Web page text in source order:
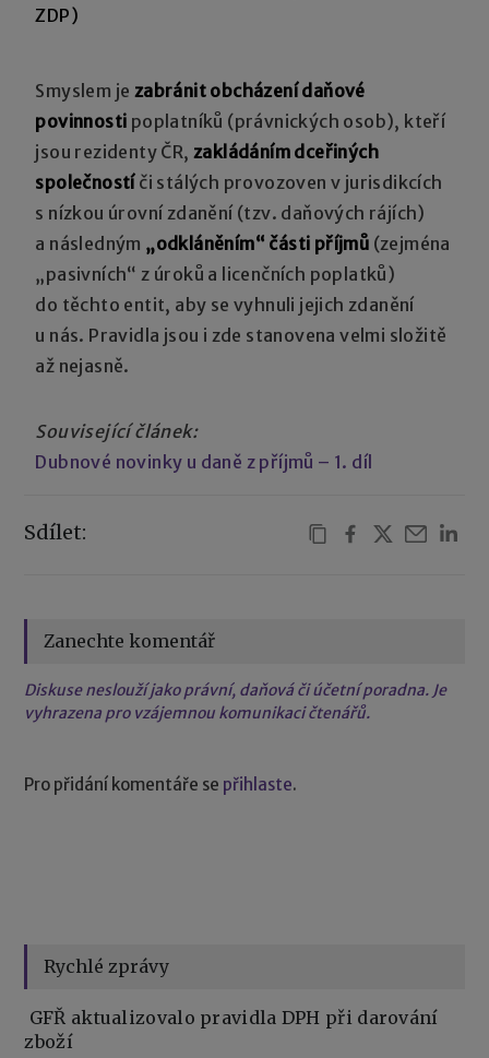
ZDP)
Smyslem je zabránit obcházení daňové
povinnosti poplatníků (právnických osob), kteří
jsou rezidenty ČR,zakládáním dceřiných
společnostíči stálých provozoven v jurisdikcích
s nízkou úrovní zdanění (tzv. daňových rájích)
a následným „odkláněním“ části příjmů (zejména
„pasivních“ z úroků a licenčních poplatků)
do těchto entit, aby se vyhnuli jejich zdanění
u nás. Pravidla jsou i zde stanovena velmi složitě
až nejasně.
Související článek:
Dubnové novinky u daně z příjmů – 1. díl
Sdílet:
Zanechte komentář
Diskuse neslouží jako právní, daňová či účetní poradna. Je
vyhrazena pro vzájemnou komunikaci čtenářů.
Pro přidání komentáře se přihlaste.
Rychlé zprávy
GFŘ aktualizovalo pravidla DPH při darování
zboží